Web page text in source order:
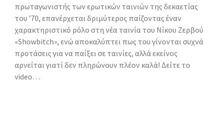
πρωταγωνιστής των ερωτικών ταινιών της δεκαετίας
του ’70, επανέρχεται δριμύτερος παίζοντας έναν
χαρακτηριστικό ρόλο στη νέα ταινία του Νίκου Ζερβού
«Showbitch», ενώ αποκαλύπτει πως του γίνονται συχνά
προτάσεις για να παίξει σε ταινίες, αλλά εκείνος
αρνείται γιατί δεν πληρώνουν πλέον καλά! Δείτε το
video…